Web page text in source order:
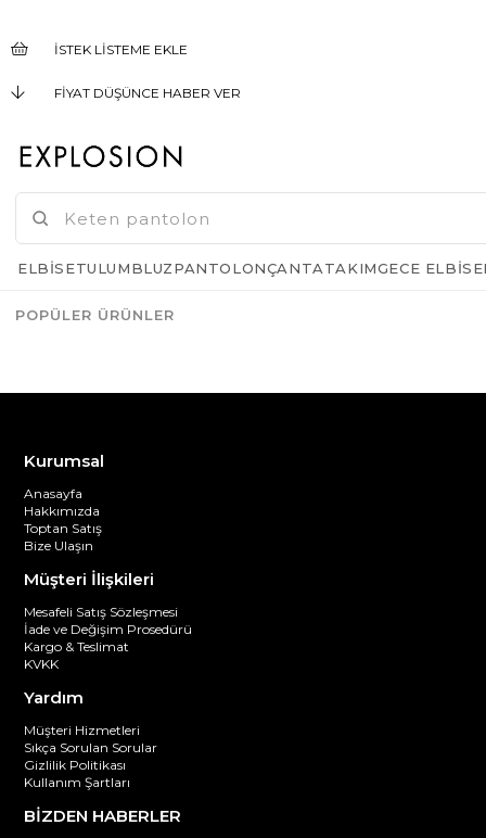
İSTEK LISTEME EKLE
FIYAT DÜŞÜNCE HABER VER
Kurumsal
Anasayfa
Hakkımızda
Toptan Satış
Bize Ulaşın
Müşteri İlişkileri
Mesafeli Satış Sözleşmesi
İade ve Değişim Prosedürü
Kargo & Teslimat
KVKK
Yardım
Müşteri Hizmetleri
Sıkça Sorulan Sorular
Gizlilik Politikası
Kullanım Şartları
BİZDEN HABERLER
ELBISETULUMBLUZPANTOLONÇANTATAKIMGECE
POPÜLER ÜRÜNLER